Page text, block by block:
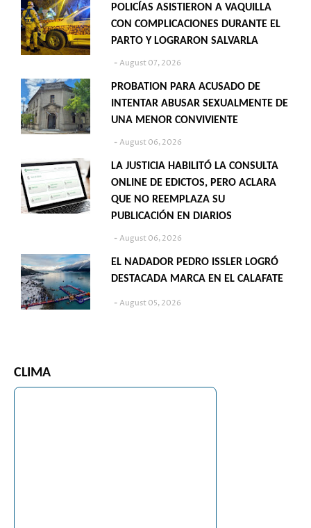
POLICÍAS ASISTIERON A VAQUILLA
CON COMPLICACIONES DURANTE EL
PARTO Y LOGRARON SALVARLA
August 07, 2026
PROBATION PARA ACUSADO DE
INTENTAR ABUSAR SEXUALMENTE DE
UNA MENOR CONVIVIENTE
August 06, 2026
LA JUSTICIA HABILITÓ LA CONSULTA
ONLINE DE EDICTOS, PERO ACLARA
QUE NO REEMPLAZA SU
PUBLICACIÓN EN DIARIOS
August 06, 2026
EL NADADOR PEDRO ISSLER LOGRÓ
DESTACADA MARCA EN EL CALAFATE
August 05, 2026
CLIMA